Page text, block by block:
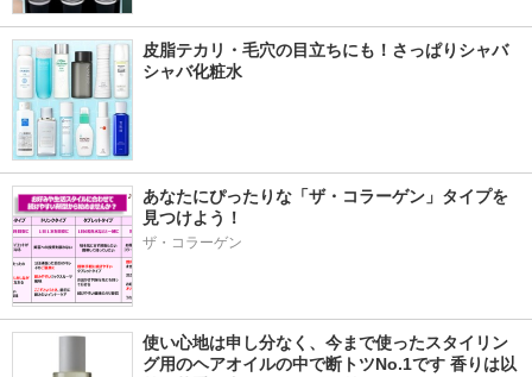
皮脂テカリ・毛穴の目立ちにも！さっぱりシャバ
シャバ化粧水
あなたにぴったりな「ザ・コラーゲン」タイプを
見つけよう！
ザ・コラーゲン
使い心地は申し分なく、今まで使ったスタイリン
グ用のヘアオイルの中で断トツNo.1です 香りは以